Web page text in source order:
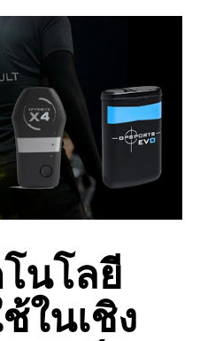
นโลยี
ในเชิง